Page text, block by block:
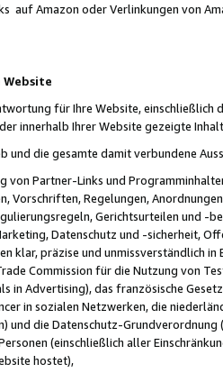
auf Amazon oder Verlinkungen von
für Ihre Website,
innerhalb Ihrer Website gezeigte
und die gesamte damit verbundene
von Partner-Links und
Vorschriften, Regelungen,
Gerichtsurteilen und -
Datenschutz und -sicherheit,
klar, präzise und unmissverständlich
Commission für die Nutzung von
in Advertising), das französische
in sozialen Netzwerken, die
und die Datenschutz-
(einschließlich aller
hostet),